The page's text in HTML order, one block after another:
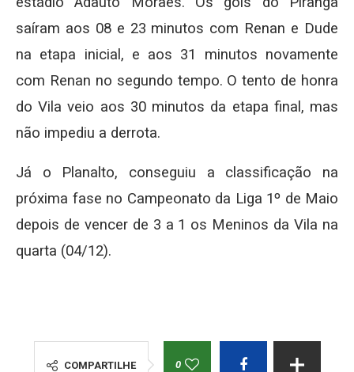
saíram aos 08 e 23 minutos com Renan e Dude
na etapa inicial, e aos 31 minutos novamente
com Renan no segundo tempo. O tento de honra
do Vila veio aos 30 minutos da etapa final, mas
não impediu a derrota.
Já o Planalto, conseguiu a classificação na
próxima fase no Campeonato da Liga 1º de Maio
depois de vencer de 3 a 1 os Meninos da Vila na
quarta (04/12).
COMPARTILHE 0